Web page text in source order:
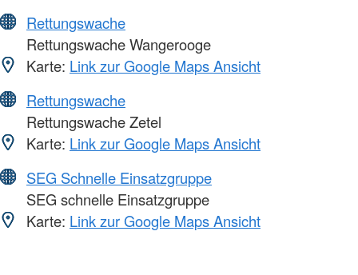
Rettungswache
Rettungswache Wangerooge
Karte: Link zur Google Maps Ansicht
Rettungswache
Rettungswache Zetel
Karte: Link zur Google Maps Ansicht
SEG Schnelle Einsatzgruppe
SEG schnelle Einsatzgruppe
Karte: Link zur Google Maps Ansicht